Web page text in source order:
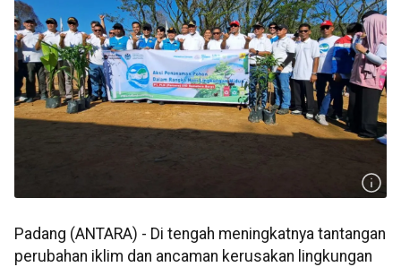
Padang (ANTARA) - Di tengah meningkatnya tantangan
perubahan iklim dan ancaman kerusakan lingkungan